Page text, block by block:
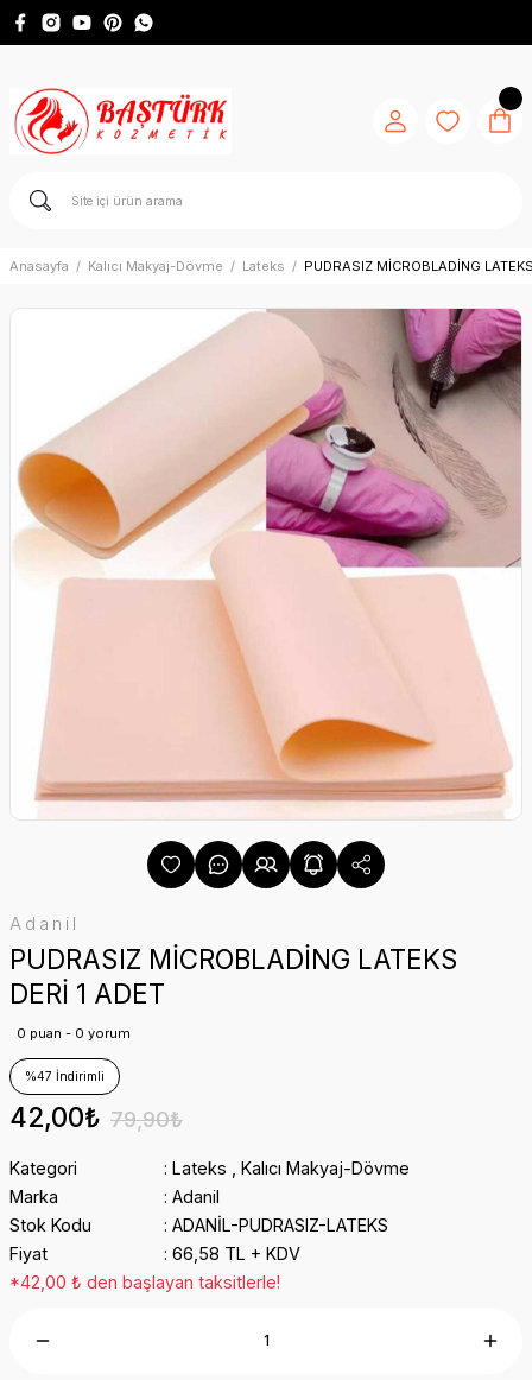
Anasayfa Kalıcı Makyaj-Dövme Lateks PUDRASIZ MİCROBLADİNG
Adanil
PUDRASIZ MİCROBLADİNG LATEKS
DERİ 1 ADET
0 puan - 0 yorum
%47 İndirimli
42,00₺ 79,90₺
Kategori Lateks
Kalıcı Makyaj-Dövme
Marka
Adanil
Stok Kodu
ADANİL-PUDRASIZ-LATEKS
Fiyat
66,58 TL + KDV
*42,00 ₺ den başlayan taksitlerle!